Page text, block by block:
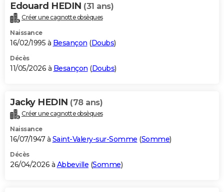
Edouard HEDIN (31 ans)
Créer une cagnotte obsèques
Naissance
16/02/1995 à Besançon (Doubs)
Décès
11/05/2026 à Besançon (Doubs)
Jacky HEDIN (78 ans)
Créer une cagnotte obsèques
Naissance
16/07/1947 à Saint-Valery-sur-Somme (Somme)
Décès
26/04/2026 à Abbeville (Somme)